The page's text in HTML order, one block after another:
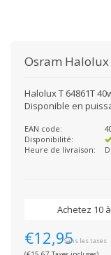
Osram Halolux
Halolux T 64861T
Disponible en
EAN code:
Disponibilité:
Heure de livraison:
Achetez 10
€12,95Sans les taxes